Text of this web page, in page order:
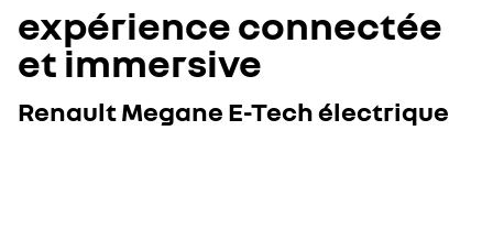
expérience connectée
et immersive
Renault Megane E-Tech électrique